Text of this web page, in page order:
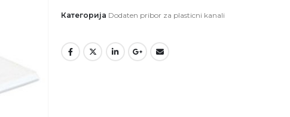
Категорија Dodaten pribor za plasticni kanali